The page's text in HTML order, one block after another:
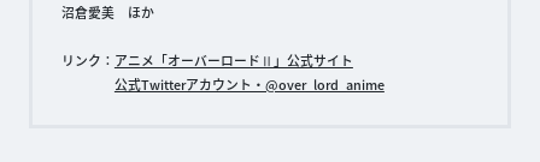
沼倉愛美 ほか
リンク： アニメ「オーバーロードⅡ」公式サイト
公式Twitterアカウント・@over_lord_anime